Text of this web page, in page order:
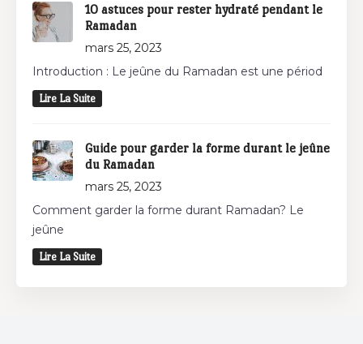
10 astuces pour rester hydraté pendant le
Ramadan
mars 25, 2023
Introduction : Le jeûne du Ramadan est une périod
Lire La Suite
Guide pour garder la forme durant le jeûne
du Ramadan
mars 25, 2023
Comment garder la forme durant Ramadan? Le
jeûne
Lire La Suite